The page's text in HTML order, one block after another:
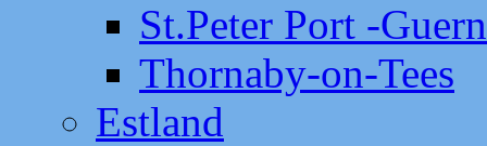
St.Peter Port -
Thornaby-on-Tees
Estland